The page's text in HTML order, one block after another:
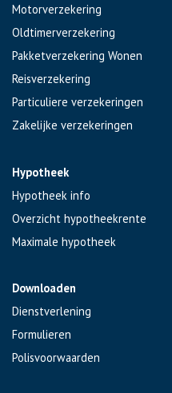
Motorverzekering
Oldtimerverzekering
Pakketverzekering Wonen
Reisverzekering
Particuliere verzekeringen
Zakelijke verzekeringen
Hypotheek
Hypotheek info
Overzicht hypotheekrente
Maximale hypotheek
Downloaden
Dienstverlening
Formulieren
Polisvoorwaarden